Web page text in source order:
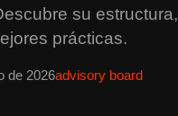
su estructura,
prácticas.
de 2026advisory board